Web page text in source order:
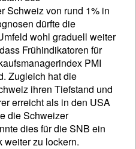
Schweiz von rund 1% in
dürfte die
wohl graduell weiter
Frühindikatoren für
PMI
Zugleich hat die
ihren Tiefstand und
erreicht als in den USA
die Schweizer
dies für die SNB ein
weiter zu lockern.